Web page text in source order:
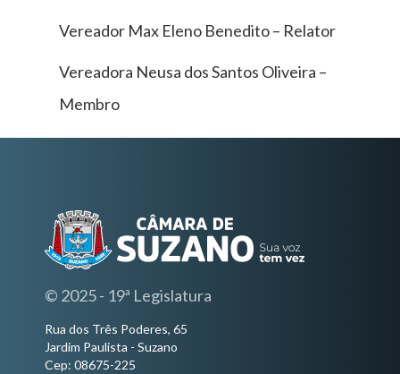
Vereador Max Eleno Benedito – Relator
Vereadora Neusa dos Santos Oliveira –
Membro
© 2025 - 19ª Legislatura
Rua dos Três Poderes, 65
Jardim Paulista - Suzano
Cep: 08675-225